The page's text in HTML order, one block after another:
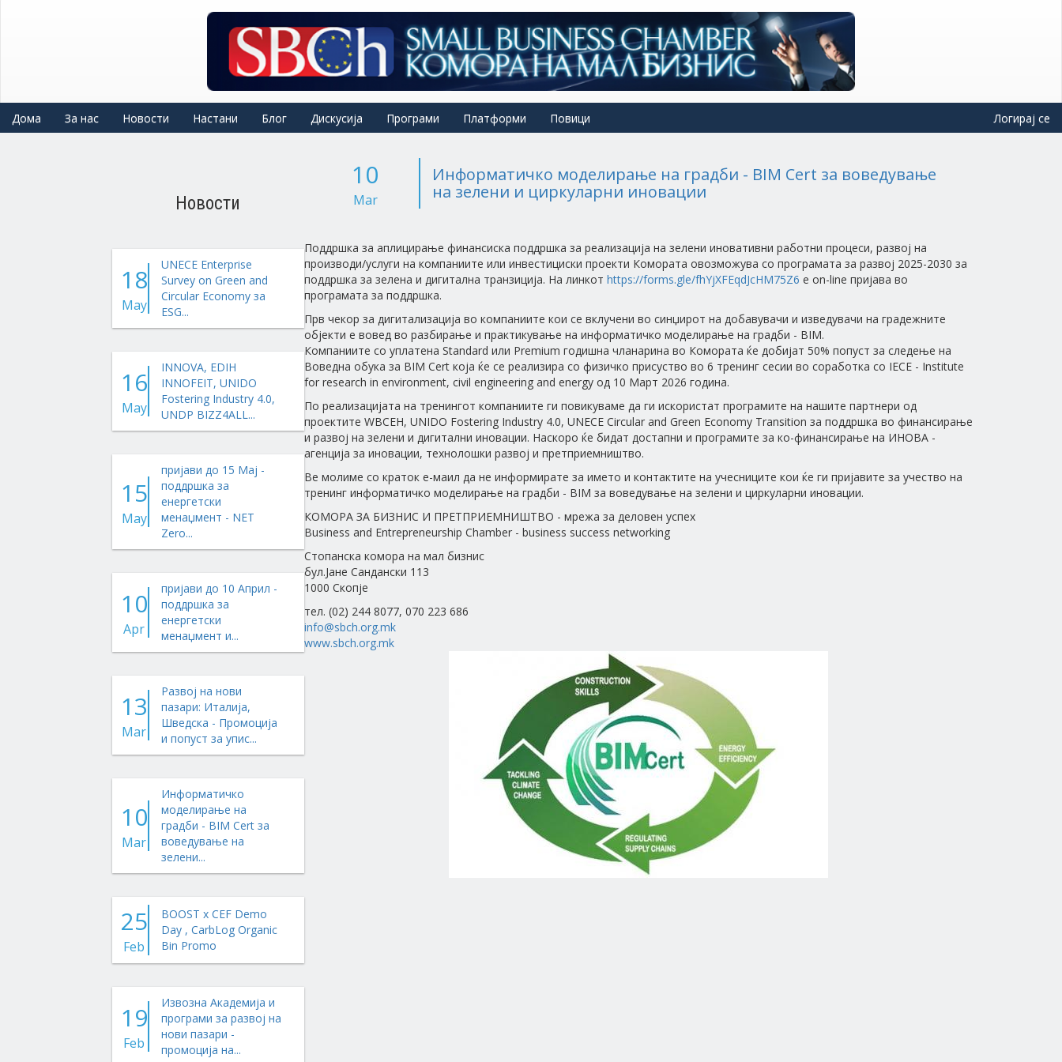
Дома За нас Новости Настани Блог Дискусија Програми Платформи Повици Логирај се
Новости
18
May
UNECE Enterprise
Survey on Green and
Circular Economy за
ESG...
16
May
INNOVA, EDIH
INNOFEIT, UNIDO
Fostering Industry 4.0,
UNDP BIZZ4ALL...
15
May
пријави до 15 Мај -
поддршка за
енергетски
менаџмент - NET
Zero...
10
Apr
пријави до 10 Април -
поддршка за
енергетски
менаџмент и...
13
Mar
Развој на нови
пазари: Италија,
Шведска - Промоција
и попуст за упис...
10
Mar
Информатичко
моделирање на
градби - BIM Cert за
воведување на
зелени...
25
Feb
BOOST x CEF Demo
Day , CarbLog Organic
Bin Promo
19
Feb
Извозна Академија и
програми за развој на
нови пазари -
промоција на...
10
Mar
Информатичко моделирање на градби - BIM Cert за воведување
на зелени и циркуларни иновации
Поддршка за аплицирање финансиска поддршка за реализација на зелени иновативни работни процеси, развој на
производи/услуги на компаниите или инвестициски проекти Комората овозможува со програмата за развој 2025-2030 за
поддршка за зелена и дигитална транзиција. На линкот https://forms.gle/fhYjXFEqdJcHM75Z6 е on-line пријава во
програмата за поддршка.
Прв чекор за дигитализација во компаниите кои се вклучени во синџирот на добавувачи и изведувачи на градежните
објекти е вовед во разбирање и практикување на информатичко моделирање на градби - BIM.
Компаниите со уплатена Standard или Premium годишна чланарина во Комората ќе добијат 50% попуст за следење на
Воведна обука за BIM Cert која ќе се реализира со физичко присуство во 6 тренинг сесии во соработка со IECE - Institute
for research in environment, civil engineering and energy од 10 Март 2026 година.
По реализацијата на тренингот компаниите ги повикуваме да ги искористат програмите на нашите партнери од
проектите WBCEH, UNIDO Fostering Industry 4.0, UNECE Circular and Green Economy Transition за поддршка во финансирање
и развој на зелени и дигитални иновации. Наскоро ќе бидат достапни и програмите за ко-финансирање на ИНОВА -
агенција за иновации, технолошки развој и претприемништво.
Ве молиме со краток е-маил да не информирате за името и контактите на учесниците кои ќе ги пријавите за учество на
тренинг информатичко моделирање на градби - BIM за воведување на зелени и циркуларни иновации.
КОМОРА ЗА БИЗНИС И ПРЕТПРИЕМНИШТВО - мрежа за деловен успех
Business and Entrepreneurship Chamber - business success networking
Стопанска комора на мал бизнис
бул.Јане Сандански 113
1000 Скопје
тел. (02) 244 8077, 070 223 686
info@sbch.org.mk
www.sbch.org.mk